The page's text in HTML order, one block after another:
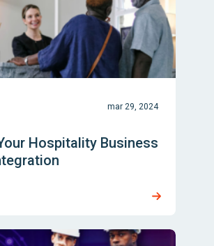
mar 29, 2024
Hospitality Business